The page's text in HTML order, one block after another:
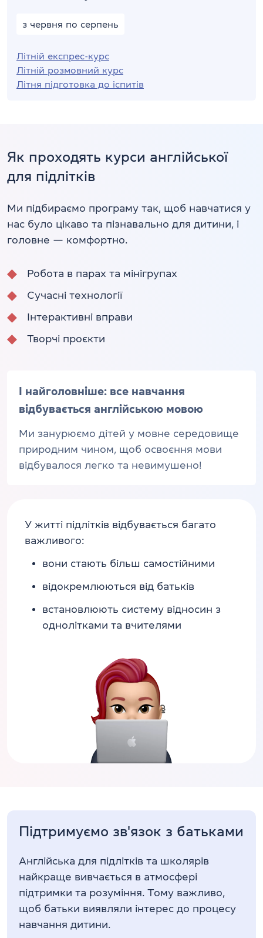
з червня по серпень
Літній експрес-курс
Літній розмовний курс
Літня підготовка до іспитів
Як проходять курси англійської
для підлітків
Ми підбираємо програму так, щоб навчатися у
нас було цікаво та пізнавально для дитини, і
головне — комфортно.
Робота в парах та мінігрупах
Сучасні технології
Інтерактивні вправи
Творчі проєкти
І найголовніше: все навчання
відбувається англійською мовою
Ми занурюємо дітей у мовне середовище
природним чином, щоб освоєння мови
відбувалося легко та невимушено!
У житті підлітків відбувається багато
важливого:
вони стають більш самостійними
відокремлюються від батьків
встановлюють систему відносин з
однолітками та вчителями
Підтримуємо зв'язок з батьками
Англійська для підлітків та школярів
найкраще вивчається в атмосфері
підтримки та розуміння. Тому важливо,
щоб батьки виявляли інтерес до процесу
навчання дитини.